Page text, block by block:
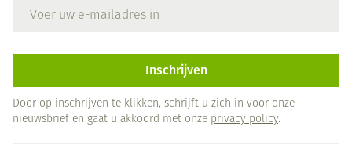
Inschrijven
Door op inschrijven te klikken, schrijft u zich in voor onze
nieuwsbrief en gaat u akkoord met onze privacy policy.